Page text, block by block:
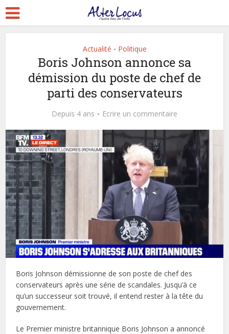
Actualité • Politique
Boris Johnson annonce sa
démission du poste de chef de
parti des conservateurs
Depuis 4 ans Ecrire un commentaire
Boris Johnson démissionne de son poste de chef des
conservateurs après une série de scandales. Jusqu’à ce
qu’un successeur soit trouvé, il entend rester à la tête du
gouvernement.
Le Premier ministre britannique Boris Johnson a annoncé